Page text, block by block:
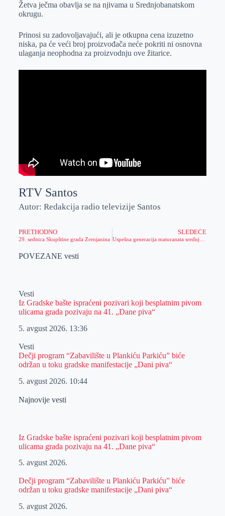
e
I
s
p
p
a
l
Žetva ječma obavlja se na njivama u Srednjobanatskom
okrugu.
Prinosi su zadovoljavajući, ali je otkupna cena izuzetno
niska, pa će veći broj proizvođača neće pokriti ni osnovna
ulaganja neophodna za proizvodnju ove žitarice.
RTV Santos
Autor: Redakcija radio televizije Santos
PRETHODNO
29. sednica Skupštine grada Zrenjanina
SLEDEĆE
POVEZANE vesti
Vesti
Iz Gradske bašte ispraćeni pozivari koji besplatnim pivom
ulicama grada pozivaju na 41. „Dane piva“
5. avgust 2026. 13:36
Vesti
Dečji program “Zabavilište u Plankiću Parkiću” biće
održan u toku gradske manifestacije „Dani piva“
5. avgust 2026. 10:44
Najnovije vesti
Iz Gradske bašte ispraćeni pozivari koji besplatnim pivom
ulicama grada pozivaju na 41. „Dane piva“
5. avgust 2026.
Dečji program “Zabavilište u Plankiću Parkiću” biće
održan u toku gradske manifestacije „Dani piva“
5. avgust 2026.